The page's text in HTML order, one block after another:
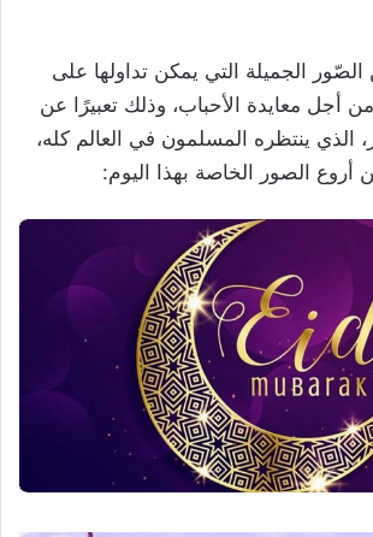
الجميلة التي يمكن تداولها على
أجل معايدة الأحباب، وذلك تعبيرًا عن
الذي ينتظره المسلمون في العالم كله،
أروع الصور الخاصة بهذا اليوم: